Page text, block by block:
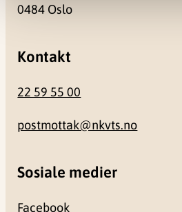
0484 Oslo
Kontakt
22 59 55 00
postmottak@nkvts.no
Sosiale medier
Facebook